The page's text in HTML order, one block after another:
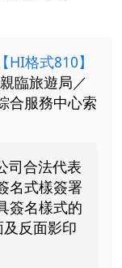
【HI格式810】
臨旅遊局／
合服務中心索
司合法代表
名式樣簽署
簽名樣式的
反面影印